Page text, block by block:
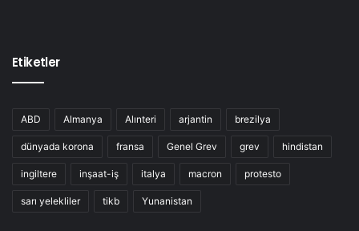
Etiketler
ABD Almanya Alınteri arjantin brezilya
dünyada korona fransa Genel Grev grev hindistan
ingiltere inşaat-iş italya macron protesto
sarı yelekliler tikb Yunanistan